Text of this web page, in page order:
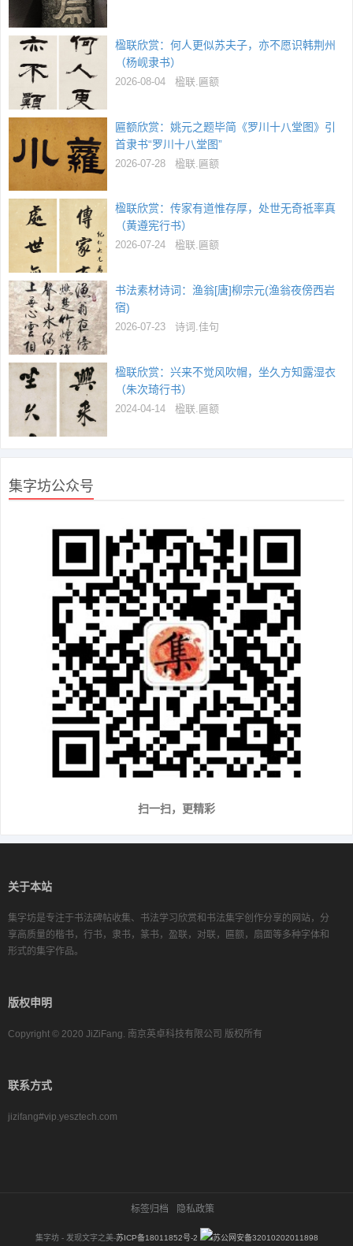
楹联欣赏：何人更似苏夫子，亦不愿识韩荆州
（杨岘隶书）
2026-08-04 楹联.匾额
匾额欣赏：姚元之题毕简《罗川十八堂图》引
首隶书“罗川十八堂图”
2026-07-28 楹联.匾额
楹联欣赏：传家有道惟存厚，处世无奇祗率真
（黄遵宪行书）
2026-07-24 楹联.匾额
书法素材诗词：渔翁[唐]柳宗元(渔翁夜傍西岩
宿)
2026-07-23 诗词.佳句
楹联欣赏：兴来不觉风吹帽，坐久方知露湿衣
（朱次琦行书）
2024-04-14 楹联.匾额
集字坊公众号
扫一扫，更精彩
关于本站
集字坊是专注于书法碑帖收集、书法学习欣赏和书法集字创作分享的网站，分
享高质量的楷书，行书，隶书，篆书，盈联，对联，匾额，扇面等多种字体和
形式的集字作品。
版权申明
Copyright © 2020 JiZiFang. 南京英卓科技有限公司 版权所有
联系方式
jizifang#vip.yesztech.com
标签归档 隐私政策
集字坊 - 发现文字之美-苏ICP备18011852号-2 苏公网安备32010202011898